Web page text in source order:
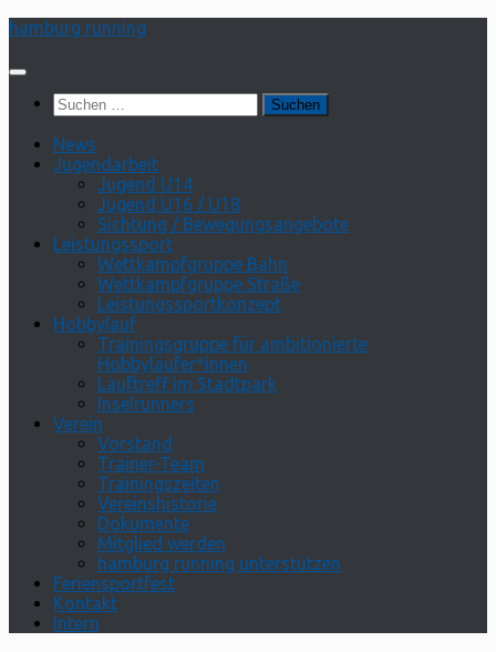
Zum
springen
hamburg running
Suchen
nach:
News
Jugendarbeit
Jugend U14
Jugend U16 / U18
Sichtung / Bewegungsangebote
Leistungssport
Wettkampfgruppe Bahn
Wettkampfgruppe Straße
Leistungssportkonzept
Hobbylauf
Trainingsgruppe für ambitionierte
Hobbyläufer*innen
Lauftreff im Stadtpark
Inselrunners
Verein
Vorstand
Trainer-Team
Trainingszeiten
Vereinshistorie
Dokumente
Mitglied werden
hamburg running unterstützen
Feriensportfest
Kontakt
Intern